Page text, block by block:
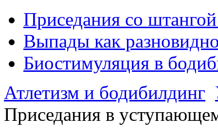
Приседания со
Выпады как
Биостимуляция в
Атлетизм и бодибилдинг
Приседания в